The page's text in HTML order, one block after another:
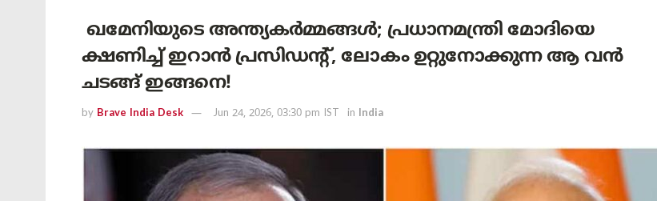
ഖമേനിയുടെ അന്ത്യകർമ്മങ്ങൾ; പ്രധാനമന്ത്രി മോദിയെ
ക്ഷണിച്ച് ഇറാൻ പ്രസിഡന്റ്, ലോകം ഉറ്റുനോക്കുന്ന ആ വൻ
ചടങ്ങ് ഇങ്ങനെ!
by Brave India Desk Jun 24, 2026, 03:30 pm IST in India